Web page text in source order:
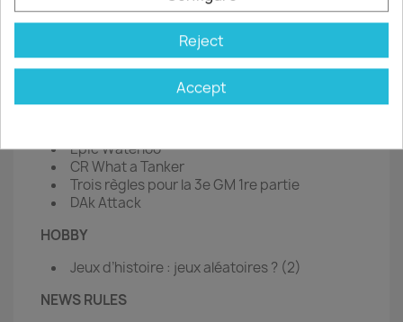
Absolute War
FIGURINES
Campagne au Mali
Epic Waterloo
CR What a Tanker
Trois règles pour la 3e GM 1re partie
DAk Attack
HOBBY
Jeux d’histoire : jeux aléatoires ? (2)
NEWS RULES
Reject
Accept